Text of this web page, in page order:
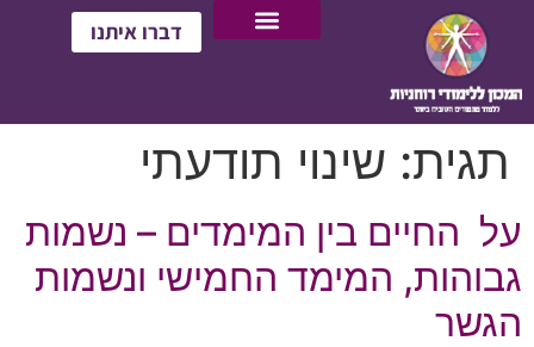
דברו איתנו
תגית: שינוי תודעתי
על החיים בין המימדים – נשמות
גבוהות, המימד החמישי ונשמות
הגשר